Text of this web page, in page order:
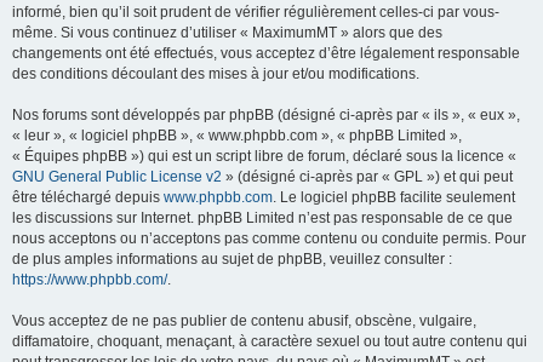
informé, bien qu’il soit prudent de vérifier régulièrement celles-ci par vous-
même. Si vous continuez d’utiliser « MaximumMT » alors que des
changements ont été effectués, vous acceptez d’être légalement responsable
des conditions découlant des mises à jour et/ou modifications.
Nos forums sont développés par phpBB (désigné ci-après par « ils », « eux »,
« leur », « logiciel phpBB », « www.phpbb.com », « phpBB Limited »,
« Équipes phpBB ») qui est un script libre de forum, déclaré sous la licence «
GNU General Public License v2 » (désigné ci-après par « GPL ») et qui peut
être téléchargé depuis www.phpbb.com. Le logiciel phpBB facilite seulement
les discussions sur Internet. phpBB Limited n’est pas responsable de ce que
nous acceptons ou n’acceptons pas comme contenu ou conduite permis. Pour
de plus amples informations au sujet de phpBB, veuillez consulter :
https://www.phpbb.com/.
Vous acceptez de ne pas publier de contenu abusif, obscène, vulgaire,
diffamatoire, choquant, menaçant, à caractère sexuel ou tout autre contenu qui